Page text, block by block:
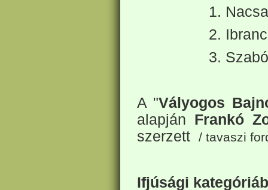
1.
2.
3.
A "Vályogos
alapján Frankó
szerzett / tavaszi
Ifjúsági